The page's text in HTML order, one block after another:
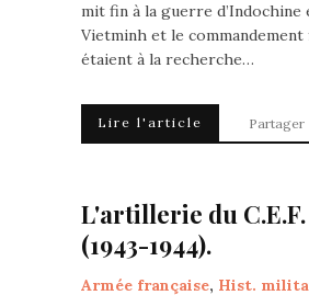
mit fin à la guerre d’Indochine
Vietminh et le commandement
étaient à la recherche…
Lire l'article Partager
L'artillerie du
(1943-1944).
Armée française, Hist.